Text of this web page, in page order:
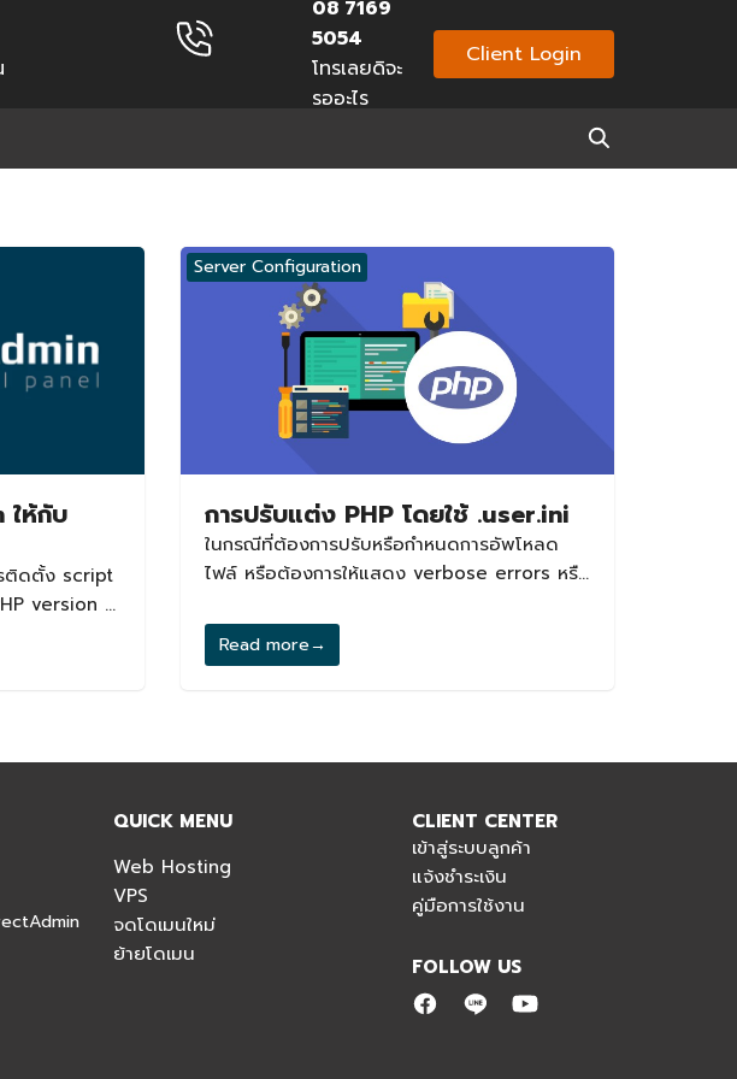
08 7169
5054
โทรเลยดิจะ
รออะไร
Client Login
ให้กับ
ติดตั้ง script
version ที่
บมาใช้งาน
version
Server Configuration
การปรับแต่ง PHP โดยใช้ .user.ini
ในกรณีที่ต้องการปรับหรือกำหนดการอัพโหลด
ไฟล์ หรือต้องการให้แสดง verbose errors หรือ
Read more→
QUICK MENU
Web Hosting
VPS
จดโดเมนใหม่
ย้ายโดเมน
CLIENT CENTER
เข้าสู่ระบบลูกค้า
แจ้งชำระเงิน
คู่มือการใช้งาน
FOLLOW US